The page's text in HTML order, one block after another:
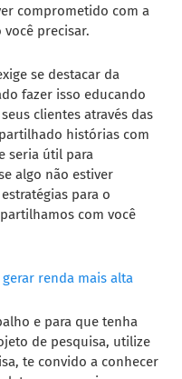
comprometido com a
precisar.
se destacar da
fazer isso educando
clientes através das
histórias com
seria útil para
algo não estiver
para o
com você
renda mais alta
e para que tenha
de pesquisa, utilize
te convido a conhecer